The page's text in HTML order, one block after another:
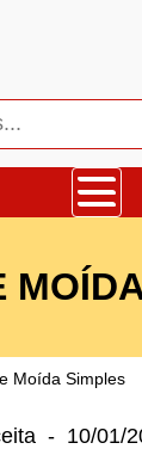
Moída Simples
- 10/01/